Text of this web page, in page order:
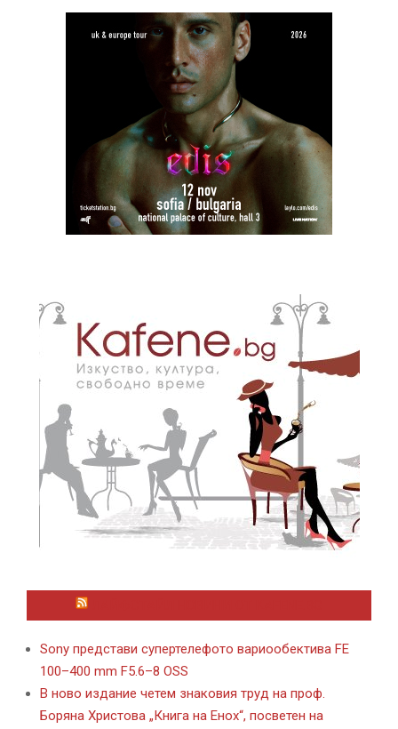
Sony представи супертелефото вариообектива FE
100–400 mm F5.6–8 OSS
В ново издание четем знаковия труд на проф.
Боряна Христова „Книга на Енох“, посветен на